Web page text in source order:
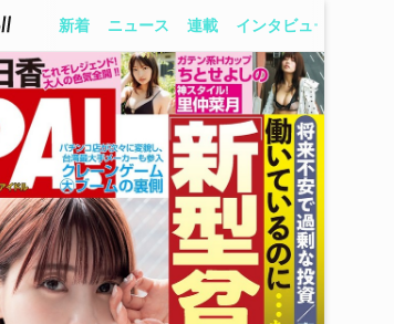
新着 ニュース 連載 インタビュー